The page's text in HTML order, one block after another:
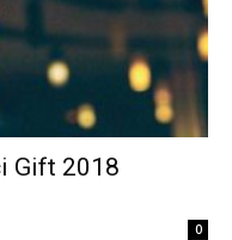
Gift 2018
0